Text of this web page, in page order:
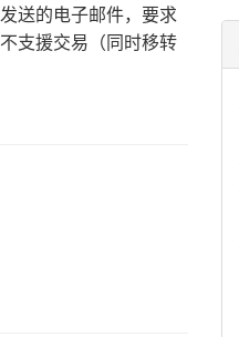
送的电子邮件，要求
支援交易（同时移转